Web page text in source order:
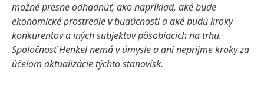
možné presne odhadnúť, ako napríklad, aké bude
ekonomické prostredie v budúcnosti a aké budú kroky
konkurentov a iných subjektov pôsobiacich na trhu.
Spoločnosť Henkel nemá v úmysle a ani neprijme kroky za
účelom aktualizácie týchto stanovísk.